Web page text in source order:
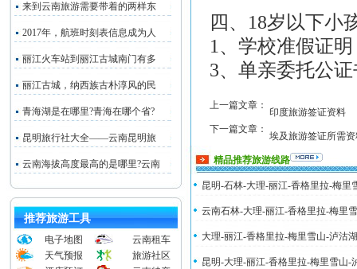
来到云南旅游需要带着的两样东
2017年，航班时刻表信息成为人
丽江火车站到丽江古城南门有多
丽江古城，纳西族古朴淳风的民
青海湖是在哪里?青海在哪个省?
昆明旅行社大全——云南昆明旅
云南海拔高度最高的是哪里?云南
推荐旅游工具
电子地图
云南租车
天气预报
旅游社区
四、18岁以下小
1、学校准假
3、单亲委托公
上一篇文章： 印度旅游签证资料
下一篇文章： 埃及旅游签证所需
精品推荐旅游线路
昆明-石林-大理-丽江-香格里拉-梅里
云南石林-大理-丽江-香格里拉-梅里
大理-丽江-香格里拉-梅里雪山-泸沽
昆明-大理-丽江-香格里拉-梅里雪山-